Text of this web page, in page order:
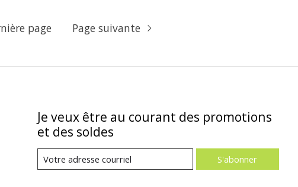
page Page suivante
Je veux être au courant des promotions
et des soldes
S'abonner